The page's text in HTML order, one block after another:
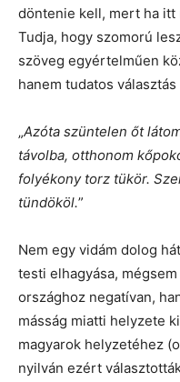
döntenie kell, mert ha itt
Tudja, hogy szomorú
szöveg egyértelműen
hanem tudatos
„Azóta szüntelen őt
távolba, otthonom
folyékony torz tükör.
tündököl.”
Nem egy vidám dolog
testi elhagyása,
országhoz negatívan,
másság miatti helyzete
magyarok helyzetéhez
nyilván ezért